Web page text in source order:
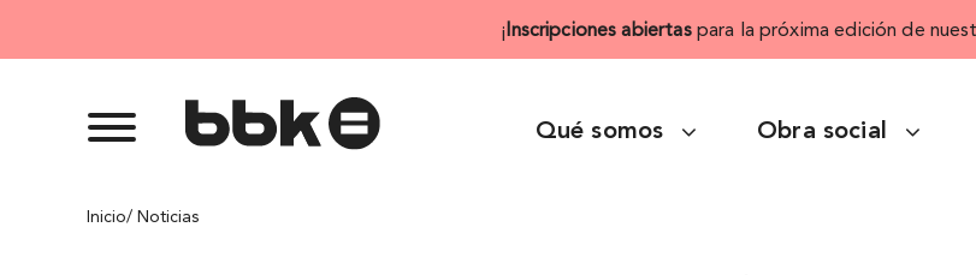
¡ Inscripciones abiertaspara la próxima edición de
Qué somos Obra social
Inicio/ Noticias